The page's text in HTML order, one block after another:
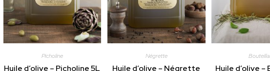
Picholine
Huile d’olive – Picholine 5L
Négrette
Huile d’olive – Négrette
Huile d’olive